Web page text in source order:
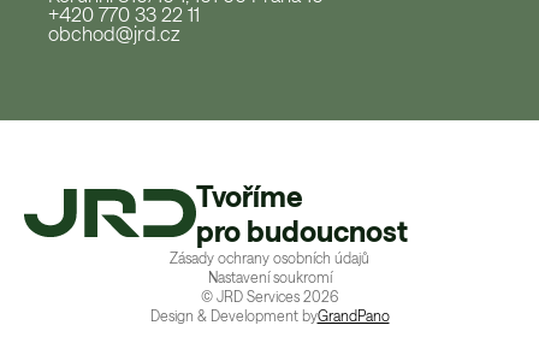
+420 770 33 22 11
obchod@jrd.cz
Tvoříme
pro budoucnost
Zásady ochrany osobních údajů
Nastavení soukromí
© JRD Services 2026
Design & Development byGrandPano